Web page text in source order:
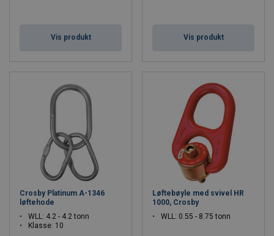
Vis produkt Vis produkt
Crosby Platinum A-1346
løftehode
WLL: 4.2 - 4.2 tonn
Klasse: 10
Løftebøyle med svivel HR
1000, Crosby
WLL: 0.55 - 8.75 tonn